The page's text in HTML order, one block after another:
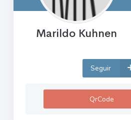
Marildo Kuhnen
Seguir
QrCode